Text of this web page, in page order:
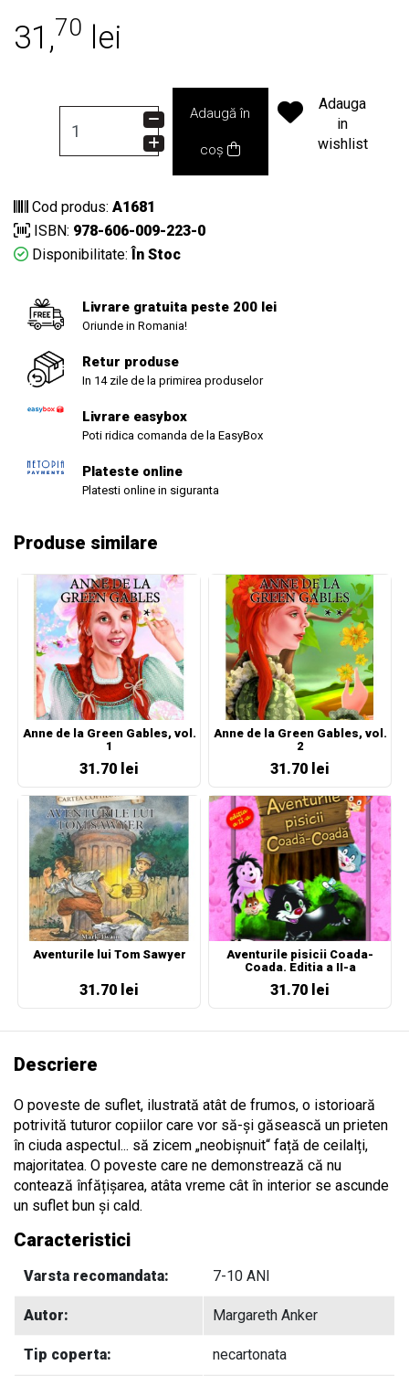
31,70 lei
Adaugă în
coș
Adauga
in
wishlist
Cod produs: A1681
ISBN: 978-606-009-223-0
Disponibilitate: În Stoc
Livrare gratuita peste 200 lei
Oriunde in Romania!
Retur produse
In 14 zile de la primirea produselor
Livrare easybox
Poti ridica comanda de la EasyBox
Plateste online
Platesti online in siguranta
Produse similare
Anne de la Green Gables, vol.
1
31.70 lei
Anne de la Green Gables, vol.
2
31.70 lei
Aventurile lui Tom Sawyer
31.70 lei
Aventurile pisicii Coada-
Coada. Editia a II-a
31.70 lei
Descriere
O poveste de suflet, ilustrată atât de frumos, o istorioară
potrivită tuturor copiilor care vor să-și găsească un prieten
în ciuda aspectul... să zicem „neobișnuit“ față de ceilalți,
majoritatea. O poveste care ne demonstrează că nu
contează înfățișarea, atâta vreme cât în interior se ascunde
un suflet bun și cald.
Caracteristici
Varsta recomandata: 7-10 ANI
Autor: Margareth Anker
Tip coperta: necartonata